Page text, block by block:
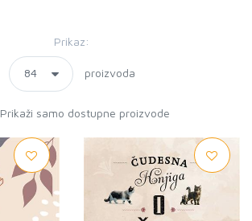
Prikaz:
proizvoda
Prikaži samo dostupne proizvode